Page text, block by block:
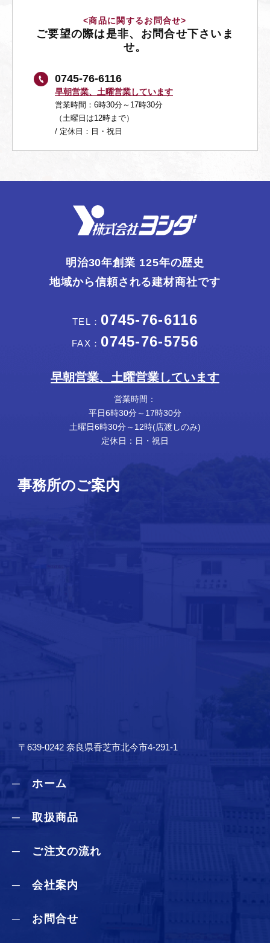
<商品に関するお問合せ>
ご要望の際は是非、お問合せ下さいま
せ。
0745-76-6116
早朝営業、土曜営業しています
営業時間：6時30分～17時30分
（土曜日は12時まで）
/ 定休日：日・祝日
明治30年創業 125年の歴史
地域から信頼される建材商社です
TEL： 0745-76-6116
FAX： 0745-76-5756
早朝営業、土曜営業しています
営業時間：
平日6時30分～17時30分
土曜日6時30分～12時(店渡しのみ)
定休日：日・祝日
事務所のご案内
〒639-0242 奈良県香芝市北今市4-291-1
─ ホーム
─ 取扱商品
─ ご注文の流れ
─ 会社案内
─ お問合せ